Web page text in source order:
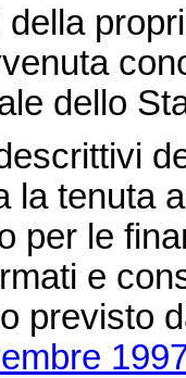
dello
la tenuta
per le
e
previsto